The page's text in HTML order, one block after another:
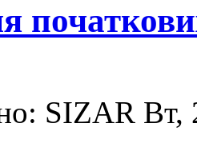
SIZAR